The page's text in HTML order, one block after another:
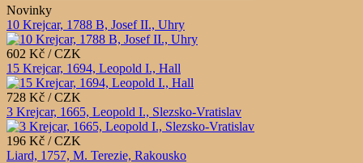
Novinky
10 Krejcar, 1788 B, Josef II., Uhry
602 Kč / CZK
15 Krejcar, 1694, Leopold I., Hall
728 Kč / CZK
3 Krejcar, 1665, Leopold I., Slezsko-Vratislav
196 Kč / CZK
Liard, 1757, M. Terezie, Rakousko